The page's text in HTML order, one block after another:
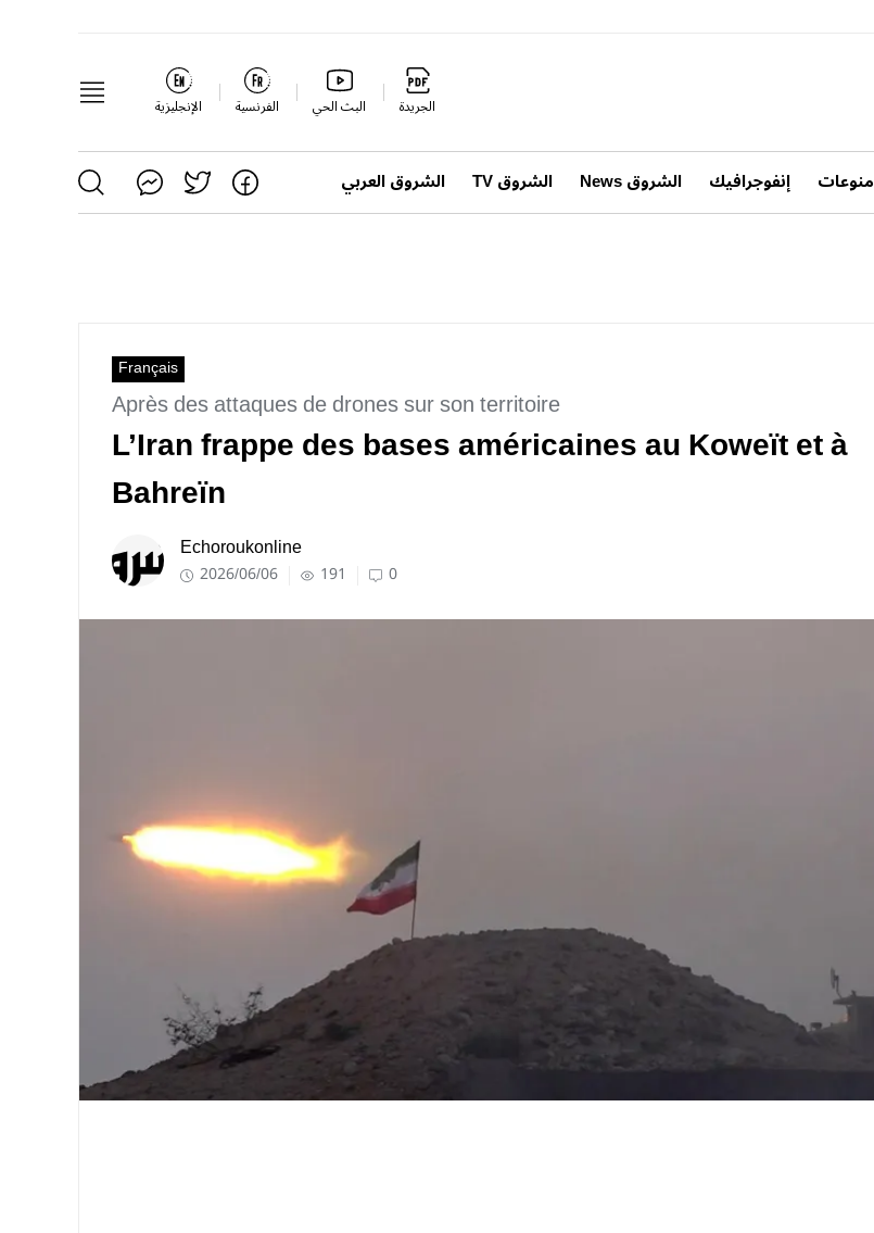
الجريدة البث الحي الفرنسية الإنجليزية
منوعات إنفوجرافيك الشروق News الشروق TV الشروق العربي
Français
Après des attaques de drones sur son territoire
L’Iran frappe des bases américaines au Koweït et à
Bahreïn
Echoroukonline
2026/06/06 191 0